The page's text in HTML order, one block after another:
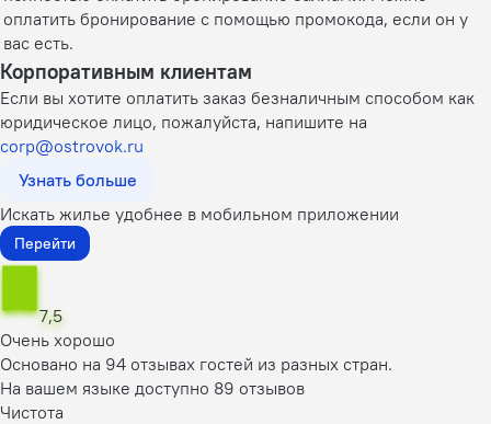
оплатить бронирование с помощью промокода, если он у
вас есть.
Корпоративным клиентам
Если вы хотите оплатить заказ безналичным способом как
юридическое лицо, пожалуйста, напишите на
corp@ostrovok.ru
Узнать больше
Искать жилье удобнее в мобильном приложении
Перейти
7,5
Очень хорошо
Основано на 94 отзывах гостей из разных стран.
На вашем языке доступно 89 отзывов
Чистота